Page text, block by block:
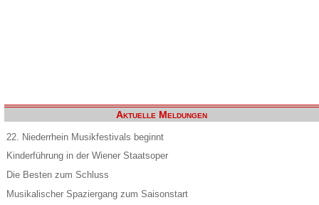
Aktuelle Meldungen
22. Niederrhein Musikfestivals beginnt
Kinderführung in der Wiener Staatsoper
Die Besten zum Schluss
Musikalischer Spaziergang zum Saisonstart